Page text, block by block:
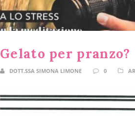
Gelato per pranzo?
DOTT.SSA SIMONA LIMONE 0